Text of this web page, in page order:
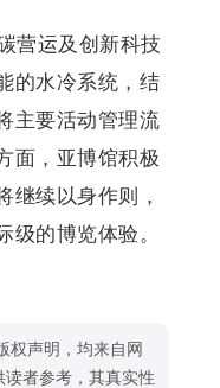
营运及创新科技
的水冷系统，结
主要活动管理流
面，亚博馆积极
继续以身作则，
的博览体验。
权声明，均来自网
者参考，其真实性